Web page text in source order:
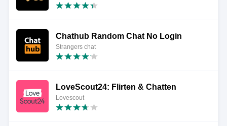
Chathub Random Chat No Login
Strangers chat
LoveScout24: Flirten & Chatten
Lovescout